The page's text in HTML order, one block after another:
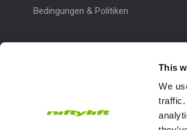
This
We
traffic.
Bedingungen & Politiken